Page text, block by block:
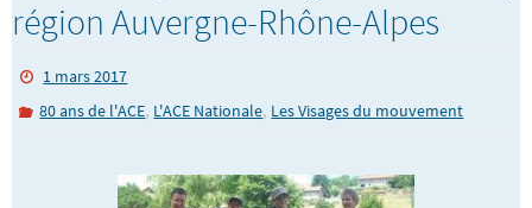
région Auvergne-Rhône-Alpes
1 mars 2017
80 ans de l'ACE, L'ACE Nationale, Les Visages du mouvement